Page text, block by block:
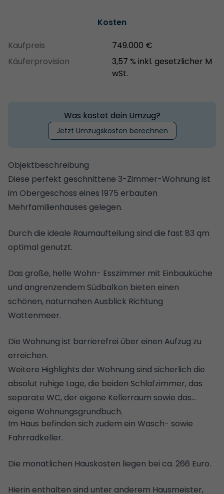
Kosten
Kaufpreis
749.000 €
Käuferprovision
3,57 % inkl. gesetzlicher M
wSt.
Was kostet dein Umzug?
Jetzt Umzugskosten berechnen
Objektbeschreibung
Diese perfekt geschnittene 3-Zimmer-Wohnung ist
im Obergeschoss eines 1975 erbauten
Mehrfamilienhauses gelegen.
Durch die ideale Raumaufteilung sind die fast 83 qm
optimal genutzt.
Das große, helle Wohn- Esszimmer mit Einbauküche
und angrenzendem Südbalkon bieten einen
schönen, naturnahen Ausblick Richtung
Wattenmeer.
Die Wohnung ist barrierefrei über einen Aufzug zu
erreichen.
Weitere Highlights der Wohnung sind sicherlich die
absolut ruhige Lage, die beiden Schlafzimmer, das
separate WC, der eigene Kellerraum sowie das
eigene Wohnungsgrundbuch.
Im Haus befinden sich zudem ein Wasch- sowie
Fahrradkeller.
Die monatlichen Hauskosten liegen bei ca. 266 Euro.
Hierin enthalten sind unter anderem Hausmeister,